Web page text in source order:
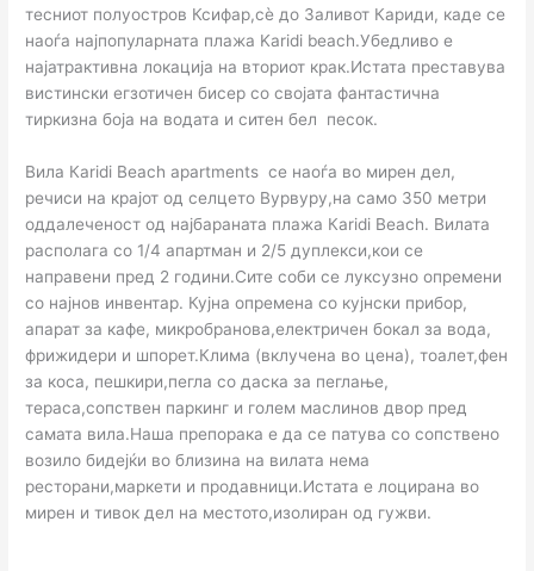
тесниот полуостров Ксифар,сè до Заливот Кариди, каде се
наоѓа најпопуларната плажа Karidi beach.Убедливо е
најатрактивна локација на вториот крак.Истата преставува
вистински егзотичен бисер со својата фантастична
тиркизна боја на водата и ситен бел песок.
Вила Кaridi Beach apartments се наоѓа во мирен дел,
речиси на крајот од селцето Вурвуру,на само 350 метри
оддалеченост од најбараната плажа Кaridi Beach. Вилата
располага со 1/4 апартман и 2/5 дуплекси,кои се
направени пред 2 години.Сите соби се луксузно опремени
со најнов инвентар. Кујна опремена со кујнски прибор,
апарат за кафе, микробранова,електричен бокал за вода,
фрижидери и шпорет.Клима (вклучена во цена), тоалет,фен
за коса, пешкири,пегла со даска за пеглање,
тераса,сопствен паркинг и голем маслинов двор пред
самата вила.Наша препорака е да се патува со сопствено
возило бидејќи во близина на вилата нема
ресторани,маркети и продавници.Истата е лоцирана во
мирен и тивок дел на местото,изолиран од гужви.